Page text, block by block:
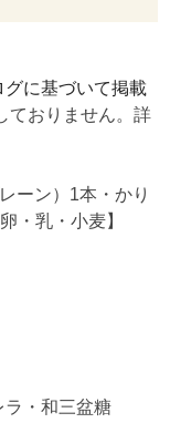
グに基づいて掲載
ておりません。詳
ーン）1本・かり
・乳・小麦】
ラ・和三盆糖